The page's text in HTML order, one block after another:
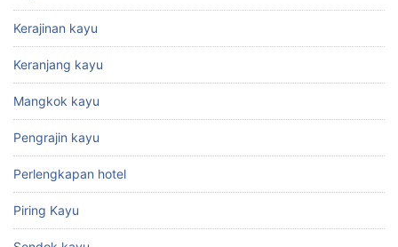
Kerajinan kayu
Keranjang kayu
Mangkok kayu
Pengrajin kayu
Perlengkapan hotel
Piring Kayu